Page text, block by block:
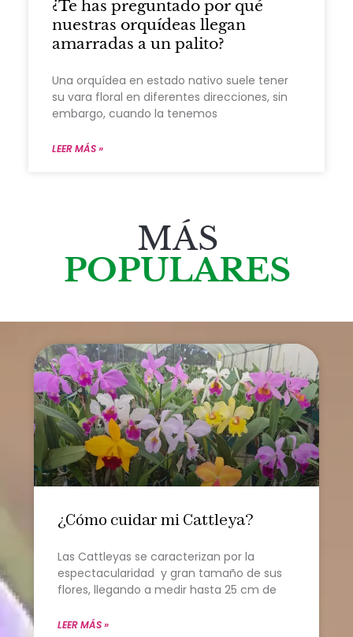
¿Te has preguntado por qué
nuestras orquídeas llegan
amarradas a un palito?
Una orquídea en estado nativo suele tener
su vara floral en diferentes direcciones, sin
embargo, cuando la tenemos
LEER MÁS »
MÁS
POPULARES
¿Cómo cuidar mi Cattleya?
Las Cattleyas se caracterizan por la
espectacularidad y gran tamaño de sus
flores, llegando a medir hasta 25 cm de
LEER MÁS »